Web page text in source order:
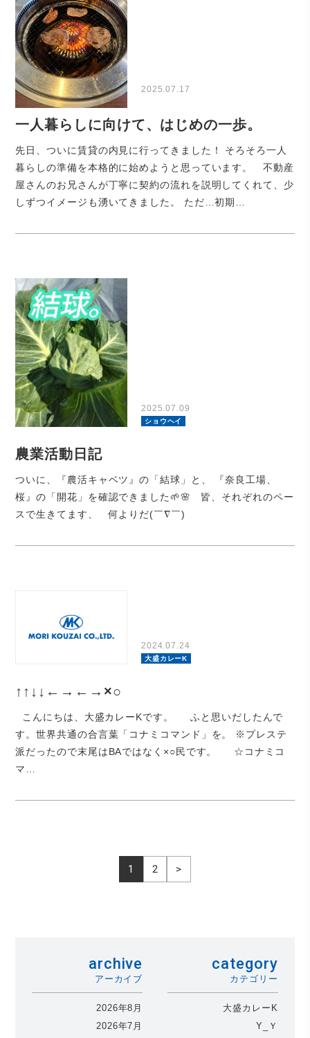
2025.07.17
一人暮らしに向けて、はじめの一歩。
先日、ついに賃貸の内見に行ってきました！ そろそろ一人
暮らしの準備を本格的に始めようと思っています。 不動産
屋さんのお兄さんが丁寧に契約の流れを説明してくれて、少
しずつイメージも湧いてきました。 ただ…初期…
2025.07.09
ショウヘイ
農業活動日記
ついに、『農活キャベツ』の「結球」と、 『奈良工場、
桜』の「開花」を確認できました🌱🌸 皆、それぞれのペー
スで生きてます、 何よりだ(￣∇￣)
2024.07.24
大盛カレーK
↑↑↓↓←→←→×○
こんにちは、大盛カレーKです。 ふと思いだしたんで
す。世界共通の合言葉「コナミコマンド」を。 ※プレステ
派だったので末尾はBAではなく×○民です。 ☆コナミコ
マ…
1 2 >
archive
アーカイブ
2026年8月
2026年7月
category
カテゴリー
大盛カレーK
Y_Ｙ